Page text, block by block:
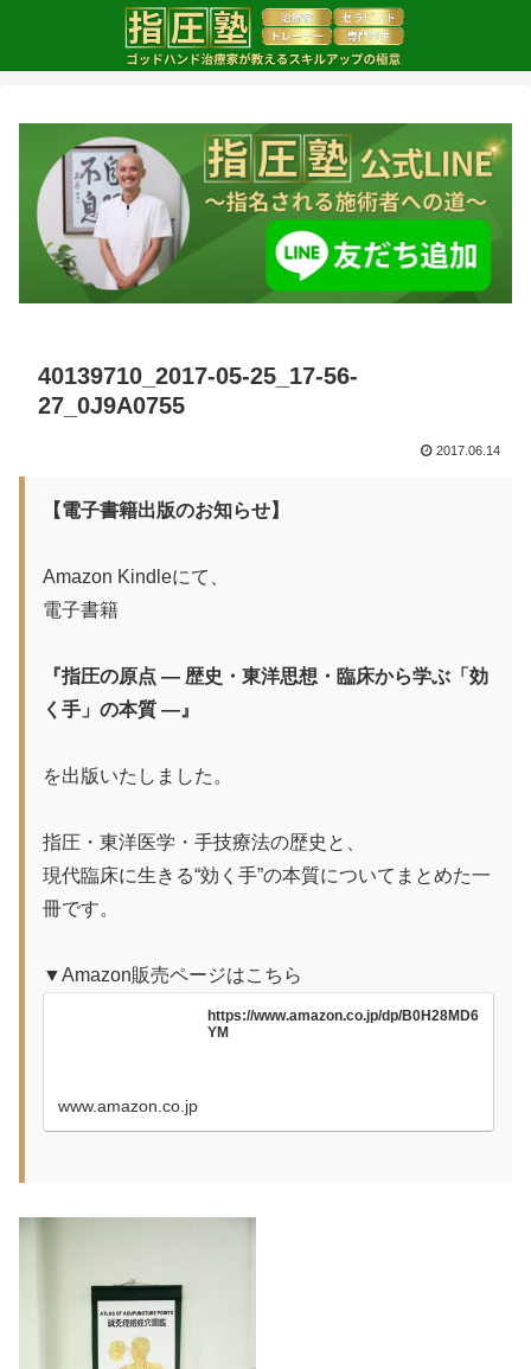
40139710_2017-05-25_17-56-
27_0J9A0755
2017.06.14
【電子書籍出版のお知らせ】
Amazon Kindleにて、
電子書籍
『指圧の原点 ― 歴史・東洋思想・臨床から学ぶ「効
く手」の本質 ―』
を出版いたしました。
指圧・東洋医学・手技療法の歴史と、
現代臨床に生きる“効く手”の本質についてまとめた一
冊です。
▼Amazon販売ページはこちら
https://www.amazon.co.jp/dp/B0H28MD6
YM
www.amazon.co.jp